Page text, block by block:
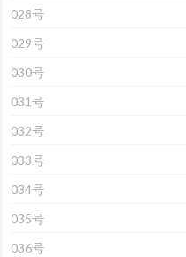
028号
029号
030号
031号
032号
033号
034号
035号
036号